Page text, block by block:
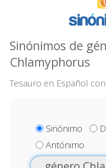
Sinónimos de
Chlamyphorus
Tesauro en Español
Sinónimo
Antónimo